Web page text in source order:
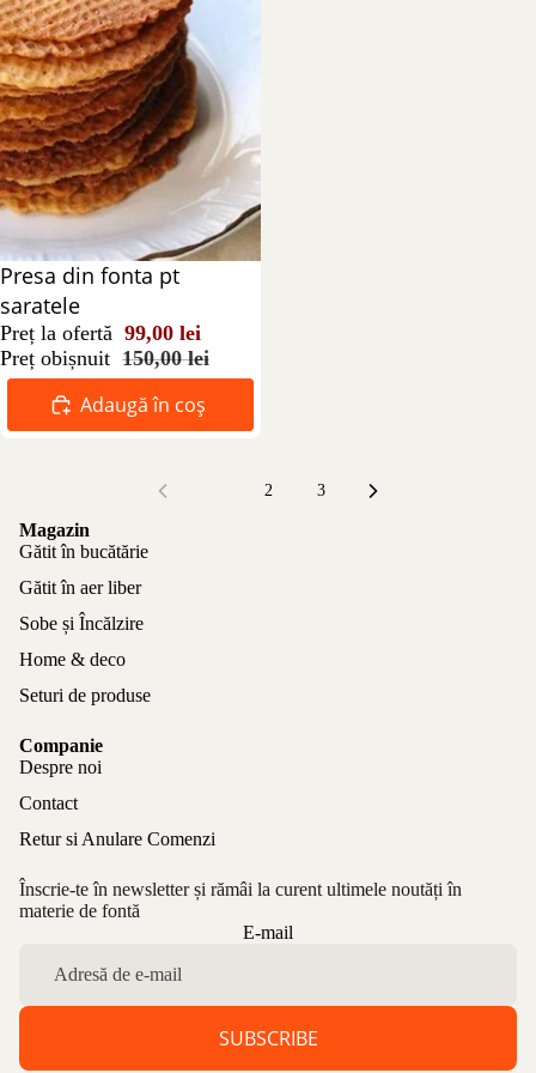
Reducere 34%
Presa din fonta pt
saratele
Preț la ofertă 99,00 lei
Preț obișnuit 150,00 lei
Adaugă în coș
2 3
Magazin
Gătit în bucătărie
Gătit în aer liber
Sobe și Încălzire
Home & deco
Seturi de produse
Companie
Despre noi
Contact
Retur si Anulare Comenzi
Înscrie-te în newsletter și rămâi la curent ultimele noutăți în
materie de fontă
E-mail
SUBSCRIBE
Politica de confidențialitate